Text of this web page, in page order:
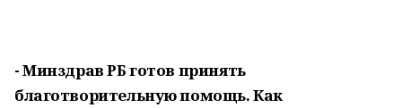
- Минздрав РБ готов принять
благотворительную помощь. Как